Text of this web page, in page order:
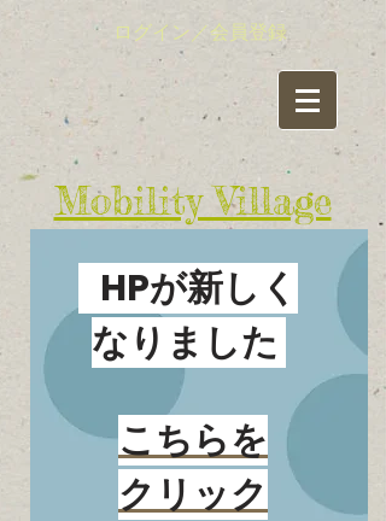
ログイン／会員登録
​Mobility Village
​モビリティ・ビレッジ
活動情報（ブログ）
新着情報はここをクリック
HPが新しく
なりました
こちらを
クリック